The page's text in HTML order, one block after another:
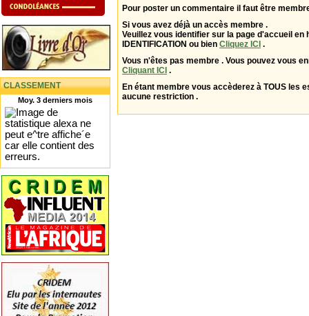
CLASSEMENT
Moy. 3 derniers mois
Pour poster un commentaire il faut être
Si vous avez déjà un accès membre .
Veuillez vous identifier sur la page d'accueil en
IDENTIFICATION ou bien Cliquez ICI .
Vous n'êtes pas membre . Vous pouvez vous
Cliquant ICI .
En étant membre vous accèderez à TOUS les
aucune restriction .